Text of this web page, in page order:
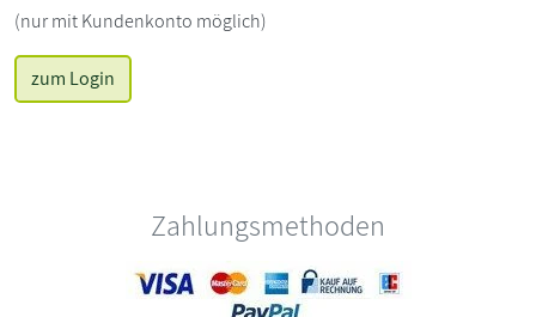
(nur mit Kundenkonto möglich)
zum Login
Zahlungsmethoden